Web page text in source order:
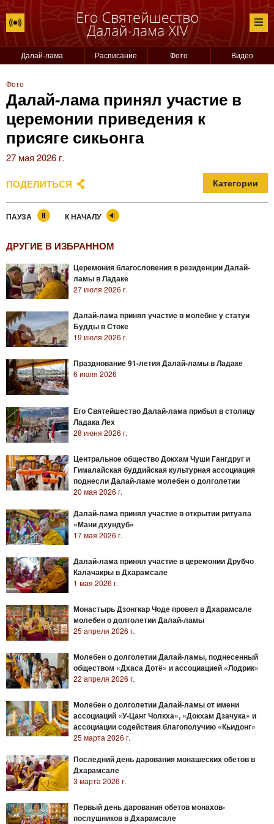
Далай-лама Расписание Фото Видео
Фото
Далай-лама принял участие в
церемонии приведения к
присяге сикьонга
27 мая 2026 г.
ПОДЕЛИТЬСЯ Категории
ПАУЗА К НАЧАЛУ
ДРУГИЕ В ИЗБРАННОМ
Церемония благословения в резиденции Далай-
ламы в Ладаке
27 июля 2026 г.
Далай-лама принял участие в молебне у статуи
Будды в Стоке
19 июля 2026 г.
Празднование 91-летия Далай-ламы в Ладаке
6 июля 2026
Его Святейшество Далай-лама прибыл в столицу
Ладака Лех
28 июня 2026 г.
Центральное общество Докхам Чуши Гангдруг и
Гималайская буддийская культурная ассоциация
поднесли Далай-ламе молебен о долголетии
20 мая 2026 г.
Далай-лама принял участие в открытии ритуала
«Мани дхундуб»
17 мая 2026 г.
Далай-лама принял участие в церемонии Друбчо
Калачакры в Дхарамсале
1 мая 2026 г.
Монастырь Дзонгкар Чоде провел в Дхарамсале
молебен о долголетии Далай-ламы
25 апреля 2026 г.
Молебен о долголетии Далай-ламы, поднесенный
обществом «Дхаса Дотё» и ассоциацией «Лодрик»
22 апреля 2026 г.
Молебен о долголетии Далай-ламы от имени
ассоциаций «У-Цанг Чолкха», «Докхам Дзачука» и
ассоциации содействия благополучию «Кьидонг»
25 марта 2026 г.
Последний день дарования монашеских обетов в
Дхарамсале
3 марта 2026 г.
Первый день дарования обетов монахов-
послушников в Дхарамсале